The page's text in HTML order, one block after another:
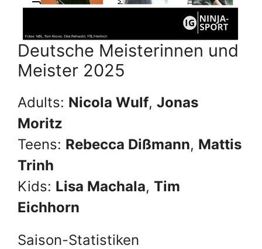
Deutsche Meisterinnen und
Meister 2025
Adults: Nicola Wulf, Jonas
Moritz
Teens: Rebecca Dißmann, Mattis
Trinh
Kids: Lisa Machala, Tim
Eichhorn
Saison-Statistiken